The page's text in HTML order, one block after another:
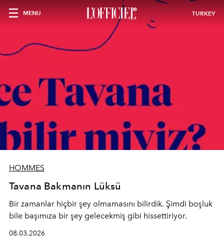
MENU TURKEY
HOMMES
Tavana Bakmanın Lüksü
Bir zamanlar hiçbir şey olmamasını bilirdik. Şimdi boşluk
bile başımıza bir şey gelecekmiş gibi hissettiriyor.
08.03.2026